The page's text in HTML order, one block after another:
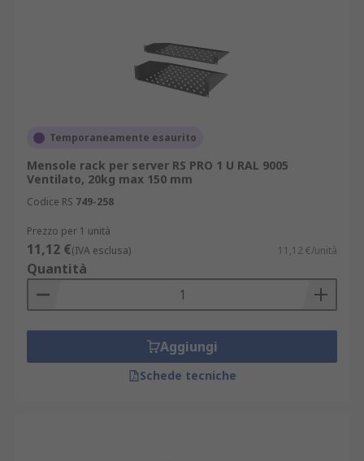
Temporaneamente esaurito
Mensole rack per server RS PRO 1 U RAL 9005
Ventilato, 20kg max 150 mm
Codice RS 749-258
Prezzo per 1 unità
11,12 €(IVA esclusa) 11,12 €/unità
Quantità
Aggiungi
Schede tecniche